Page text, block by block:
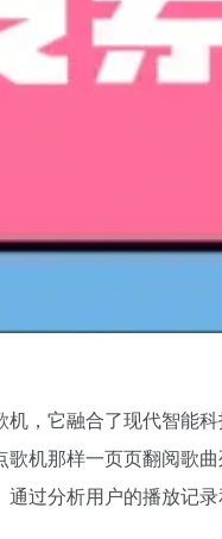
，它融合了现代智能
机那样一页页翻阅歌
过分析用户的播放记